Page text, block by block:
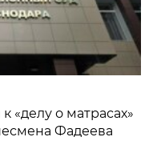
«делу о матрасах»
Фадеева